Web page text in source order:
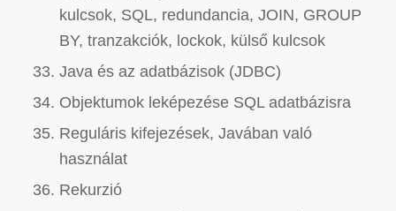
kulcsok, SQL, redundancia, JOIN, GROUP
BY, tranzakciók, lockok, külső kulcsok
Java és az adatbázisok (JDBC)
Objektumok leképezése SQL adatbázisra
Reguláris kifejezések, Javában való
használat
Rekurzió